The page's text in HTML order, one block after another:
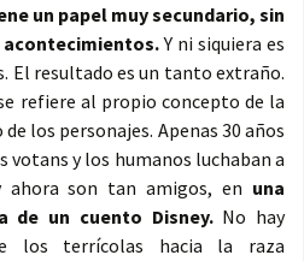
un papel muy secundario, sin
acontecimientos.Y ni siquiera es
El resultado es un tanto extraño.
refiere al propio concepto de la
los personajes. Apenas 30 años
votans y los humanos luchaban a
son tan amigos, en una
de un cuento Disney.No hay
los terrícolas hacia la raza